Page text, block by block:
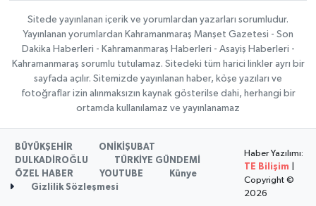
Sitede yayınlanan içerik ve yorumlardan yazarları sorumludur.
Yayınlanan yorumlardan Kahramanmaraş Manşet Gazetesi - Son
Dakika Haberleri - Kahramanmaraş Haberleri - Asayiş Haberleri -
Kahramanmaraş sorumlu tutulamaz. Sitedeki tüm harici linkler ayrı bir
sayfada açılır. Sitemizde yayınlanan haber, köşe yazıları ve
fotoğraflar izin alınmaksızın kaynak gösterilse dahi, herhangi bir
ortamda kullanılamaz ve yayınlanamaz
BÜYÜKŞEHİR
ONİKİŞUBAT
DULKADİROĞLU
TÜRKİYE GÜNDEMİ
ÖZEL HABER
YOUTUBE
Künye
Gizlilik Sözleşmesi
Haber Yazılımı:
TE Bilişim
Copyright ©
2026